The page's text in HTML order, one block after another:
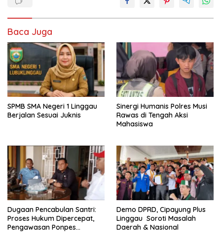
Baca Juga
SPMB SMA Negeri 1 Linggau
Berjalan Sesuai Juknis
Sinergi Humanis Polres Musi
Rawas di Tengah Aksi
Mahasiswa
Dugaan Pencabulan Santri:
Proses Hukum Dipercepat,
Pengawasan Ponpes
Demo DPRD, Cipayung Plus
Linggau Soroti Masalah
Daerah & Nasional